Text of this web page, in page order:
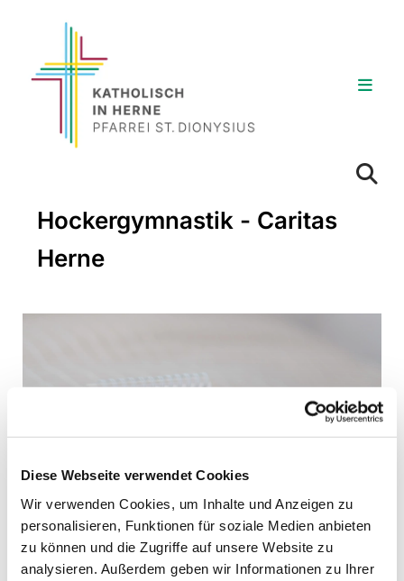
Diese Webseite verwendet Cookies
Wir verwenden Cookies, um Inhalte und Anzeigen zu
personalisieren, Funktionen für soziale Medien anbieten
zu können und die Zugriffe auf unsere Website zu
analysieren. Außerdem geben wir Informationen zu Ihrer
Hockergymnastik - Caritas
Herne